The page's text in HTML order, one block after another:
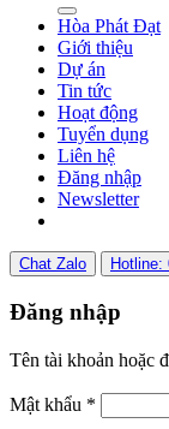
Hòa Phát Đạt
Giới thiệu
Dự án
Tin tức
Hoạt động
Tuyển dụng
Liên hệ
Đăng nhập
Newsletter
Chat Zalo Hotline:
Đăng nhập
Tên tài khoản hoặc
Mật khẩu *